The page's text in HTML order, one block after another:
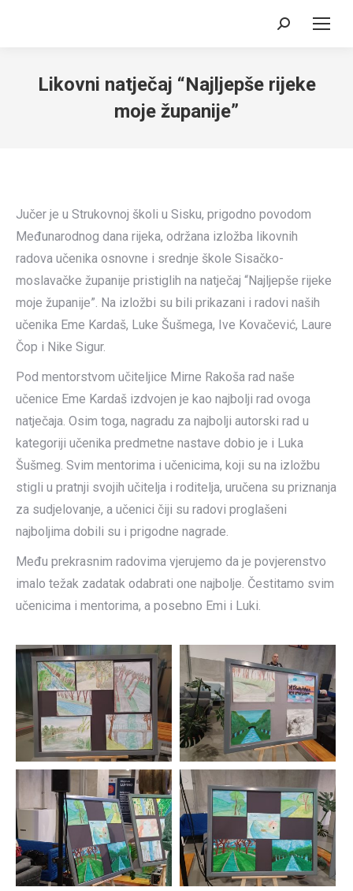
Search:
Likovni natječaj “Najljepše rijeke
moje županije”
Jučer je u Strukovnoj školi u Sisku, prigodno povodom
Međunarodnog dana rijeka, održana izložba likovnih
radova učenika osnovne i srednje škole Sisačko-
moslavačke županije pristiglih na natječaj “Najljepše rijeke
moje županije”. Na izložbi su bili prikazani i radovi naših
učenika Eme Kardaš, Luke Šušmega, Ive Kovačević, Laure
Čop i Nike Sigur.
Pod mentorstvom učiteljice Mirne Rakoša rad naše
učenice Eme Kardaš izdvojen je kao najbolji rad ovoga
natječaja. Osim toga, nagradu za najbolji autorski rad u
kategoriji učenika predmetne nastave dobio je i Luka
Šušmeg. Svim mentorima i učenicima, koji su na izložbu
stigli u pratnji svojih učitelja i roditelja, uručena su priznanja
za sudjelovanje, a učenici čiji su radovi proglašeni
najboljima dobili su i prigodne nagrade.
Među prekrasnim radovima vjerujemo da je povjerenstvo
imalo težak zadatak odabrati one najbolje. Čestitamo svim
učenicima i mentorima, a posebno Emi i Luki.